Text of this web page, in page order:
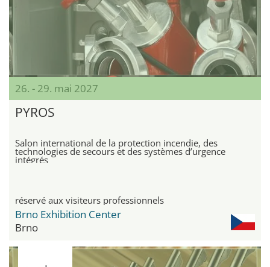
26. - 29. mai 2027
PYROS
Salon international de la protection incendie, des
technologies de secours et des systèmes d’urgence
intégrés
réservé aux visiteurs professionnels
Brno Exhibition Center
Brno